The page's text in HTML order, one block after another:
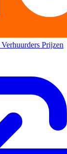
Verhuurders Prijzen